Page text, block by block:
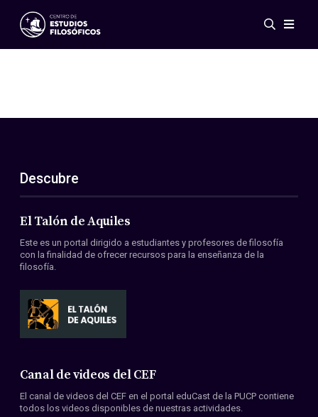
Eventos
ES
EN
Acerca de nosotros
Miembros
Convenios
Descubre
El Talón de Aquiles
Este es un portal dirigido a estudiantes y profesores de filosofía
con la finalidad de ofrecer recursos para la enseñanza de la
filosofía.
Canal de videos del CEF
El canal de videos del CEF en el portal eduCast de la PUCP contiene
todos los videos disponibles de nuestras actividades.